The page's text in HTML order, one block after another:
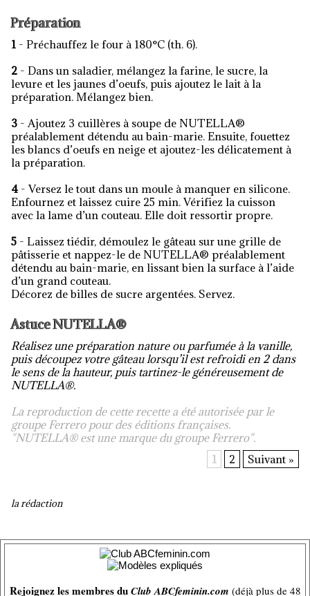
Préparation
- Préchauffez le four à 180°C (th. 6).
2 - Dans un saladier, mélangez la farine, le sucre, la
levure et les jaunes d’oeufs, puis ajoutez le lait à la
préparation. Mélangez bien.
3 - Ajoutez 3 cuillères à soupe de NUTELLA®
préalablement détendu au bain-marie. Ensuite, fouettez
les blancs d’oeufs en neige et ajoutez-les délicatement à
la préparation.
4 - Versez le tout dans un moule à manquer en silicone.
Enfournez et laissez cuire 25 min. Vérifiez la cuisson
avec la lame d’un couteau. Elle doit ressortir propre.
5 - Laissez tiédir, démoulez le gâteau sur une grille de
pâtisserie et nappez-le de NUTELLA® préalablement
détendu au bain-marie, en lissant bien la surface à l’aide
d’un grand couteau.
Décorez de billes de sucre argentées. Servez.
Astuce NUTELLA®
Réalisez une préparation nature ou parfumée à la vanille,
puis découpez votre gâteau lorsqu’il est refroidi en 2 dans
le sens de la hauteur, puis tartinez-le généreusement de
NUTELLA®.
La reproduction de cette recette a été autorisée par le
groupe Ferrero pour des éditions françaises.
"NUTELLA® est une marque du groupe Ferrero".
1
2 Suivant »
la rédaction
Rejoignez les membres duClub ABCfeminin.com (déjà plus de 48